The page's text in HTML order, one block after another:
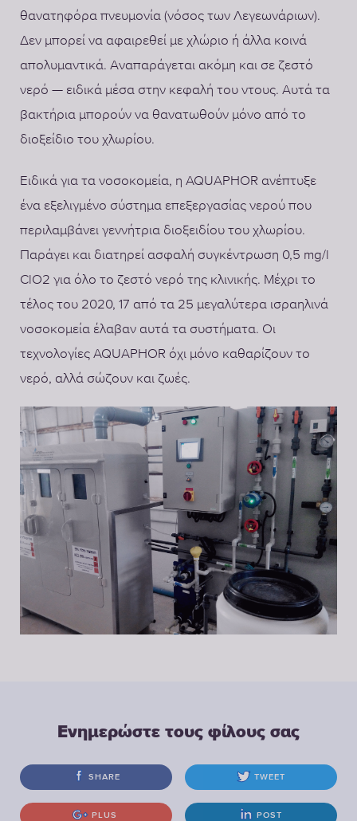
θανατηφόρα πνευμονία (νόσος των Λεγεωνάριων).
Δεν μπορεί να αφαιρεθεί με χλώριο ή άλλα κοινά
απολυμαντικά. Αναπαράγεται ακόμη και σε ζεστό
νερό — ειδικά μέσα στην κεφαλή του ντους. Αυτά τα
βακτήρια μπορούν να θανατωθούν μόνο από το
διοξείδιο του χλωρίου.
Ειδικά για τα νοσοκομεία, η AQUAPHOR ανέπτυξε
ένα εξελιγμένο σύστημα επεξεργασίας νερού που
περιλαμβάνει γεννήτρια διοξειδίου του χλωρίου.
Παράγει και διατηρεί ασφαλή συγκέντρωση 0,5 mg/l
ClO2 για όλο το ζεστό νερό της κλινικής. Μέχρι το
τέλος του 2020, 17 από τα 25 μεγαλύτερα ισραηλινά
νοσοκομεία έλαβαν αυτά τα συστήματα. Οι
τεχνολογίες AQUAPHOR όχι μόνο καθαρίζουν το
νερό, αλλά σώζουν και ζωές.
Ενημερώστε τους φίλους σας
SHARE TWEET
PLUS POST